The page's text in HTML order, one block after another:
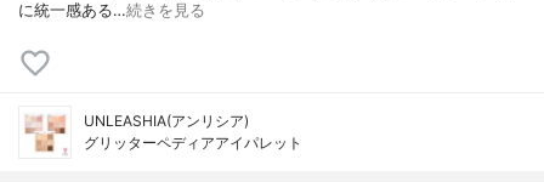
に統一感ある…続きを見る
UNLEASHIA(アンリシア)
グリッターペディアアイパレット